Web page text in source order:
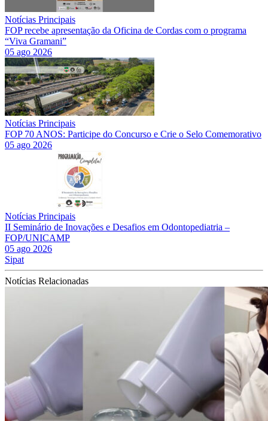
Notícias Principais
FOP recebe apresentação da Oficina de Cordas com o programa
“Viva Gramani”
05 ago 2026
Notícias Principais
FOP 70 ANOS: Participe do Concurso e Crie o Selo Comemorativo
05 ago 2026
Notícias Principais
II Seminário de Inovações e Desafios em Odontopediatria –
FOP/UNICAMP
05 ago 2026
Sipat
Notícias Relacionadas